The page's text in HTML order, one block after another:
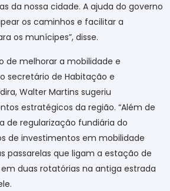
da nossa cidade. A ajuda do governo
os caminhos e facilitar a
os munícipes”, disse.
de melhorar a mobilidade e
secretário de Habitação e
Walter Martins sugeriu
estratégicos da região. “Além de
de regularização fundiária do
de investimentos em mobilidade
passarelas que ligam a estação de
duas rotatórias na antiga estrada